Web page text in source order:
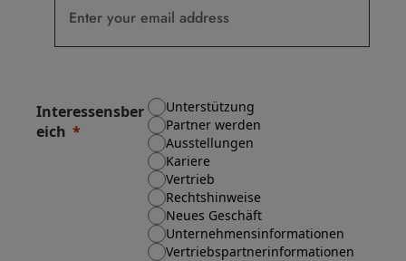
Interessensber
eich
Unterstützung
Partner werden
Ausstellungen
Kariere
Vertrieb
Rechtshinweise
Neues Geschäft
Unternehmensinformationen
Vertriebspartnerinformationen